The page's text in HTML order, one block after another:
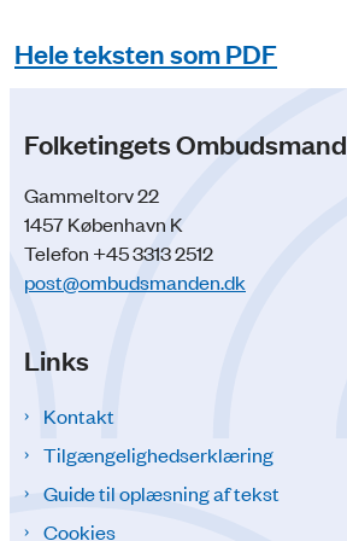
Hele teksten som PDF
Folketingets Ombudsmand
Gammeltorv 22
1457 København K
Telefon +45 3313 2512
post@ombudsmanden.dk
Links
Kontakt
Tilgængelighedserklæring
Guide til oplæsning af tekst
Cookies